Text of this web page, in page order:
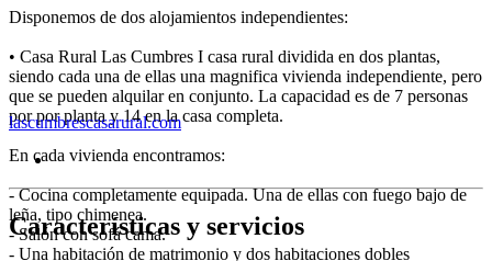
Disponemos de dos alojamientos independientes:
• Casa Rural Las Cumbres I casa rural dividida en dos plantas,
siendo cada una de ellas una magnifica vivienda independiente, pero
que se pueden alquilar en conjunto. La capacidad es de 7 personas
por por planta y 14 en la casa completa.
En cada vivienda encontramos:
- Cocina completamente equipada. Una de ellas con fuego bajo de
leña, tipo chimenea.
- Salón con sofá cama.
- Una habitación de matrimonio y dos habitaciones dobles
lascumbrescasarural.com
Características y servicios